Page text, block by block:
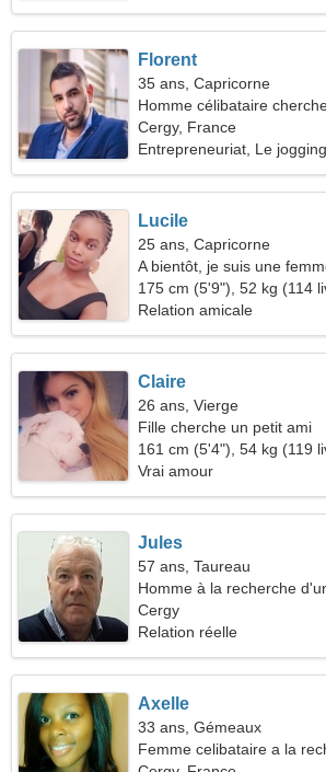
Florent
35 ans, Capricorne
Homme célibataire
Cergy, France
Entrepreneuriat, Le jogging
Lucile
25 ans, Capricorne
A bientôt, je suis une
175 cm (5'9"), 52 kg (114
Relation amicale
Claire
26 ans, Vierge
Fille cherche un petit ami
161 cm (5'4"), 54 kg (119
Vrai amour
Jules
57 ans, Taureau
Homme à la recherche
54
Cergy
Relation réelle
Axelle
33 ans, Gémeaux
Femme celibataire a la